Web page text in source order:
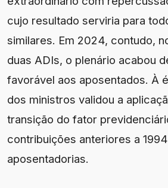
cujo resultado serviria para
similares. Em 2024, contudo,
duas ADIs, o plenário acabou
favorável aos aposentados. À
dos ministros validou a
transição do fator
contribuições anteriores a
aposentadorias.